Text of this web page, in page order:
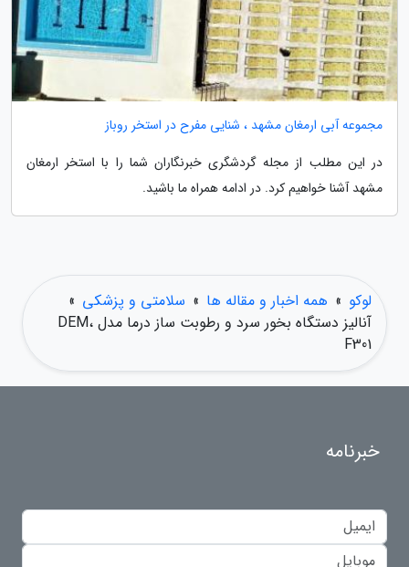
مجموعه آبی ارمغان مشهد ، شنایی مفرح در استخر روباز
در این مطلب از مجله گردشگری خبرنگاران شما را با استخر ارمغان
مشهد آشنا خواهیم کرد. در ادامه همراه ما باشید.
لوکو » همه اخبار و مقاله ها » سلامتی و پزشکی »
آنالیز دستگاه بخور سرد و رطوبت ساز درما مدل DEM،
F301
خبرنامه